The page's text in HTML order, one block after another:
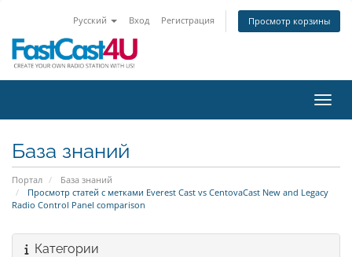
Русский Вход Регистрация Просмотр корзины
База знаний
Портал
База знаний
Просмотр статей с метками Everest Cast vs CentovaCast New and Legacy
Radio Control Panel comparison
Категории